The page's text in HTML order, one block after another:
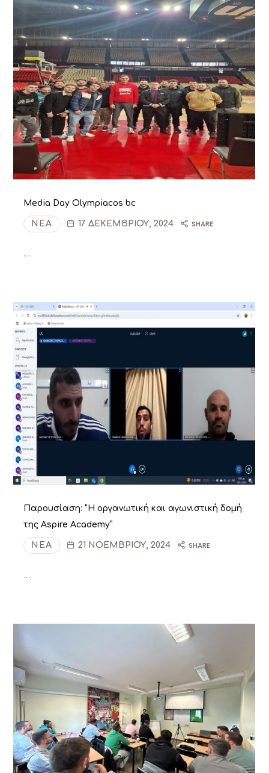
Media Day Olympiacos bc
ΝΈΑ 17 ΔΕΚΕΜΒΡΊΟΥ, 2024 SHARE
…
Παρουσίαση: “Η οργανωτική και αγωνιστική δομή
της Aspire Academy”
ΝΈΑ 21 ΝΟΕΜΒΡΊΟΥ, 2024 SHARE
…